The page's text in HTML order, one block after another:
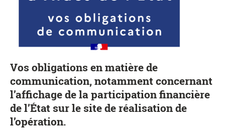
Vos obligations en matière de
communication, notamment concernant
l’affichage de la participation financière
de l’État sur le site de réalisation de
l’opération.